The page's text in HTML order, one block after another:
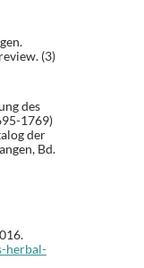
(3)
des
1769)
der
Bd.
herbal-